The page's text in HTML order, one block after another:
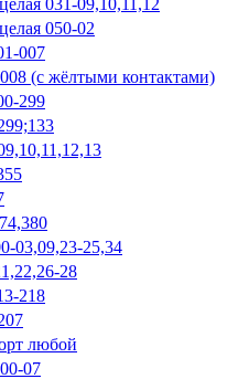
050-02
007
(с жёлтыми контактами)
299
03,09,23-25,34
28
218
любой
07